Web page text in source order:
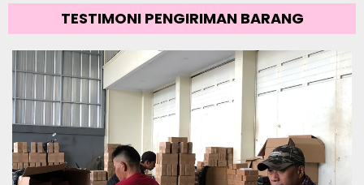
TESTIMONI PENGIRIMAN BARANG